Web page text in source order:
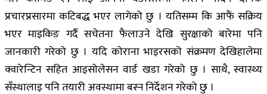
प्रचारप्रसारमा कटिबद्ध भएर लागेको छु । यतिसम्म कि आफैं सक्रिय
भएर माइकिङ गर्दै सचेतना फैलाउने देखि सुरक्षाको बारेमा पनि
जानकारी गरेको छु । यदि कोराना भाइरसको संक्रमण देखिहालेमा
क्वारेन्टिन सहित आइसोलेसन वार्ड खडा गरेको छु । साथै, स्वास्थ्य
सँस्थालाइ पनि तयारी अवस्थामा बस्न निर्देशन गरेको छु ।